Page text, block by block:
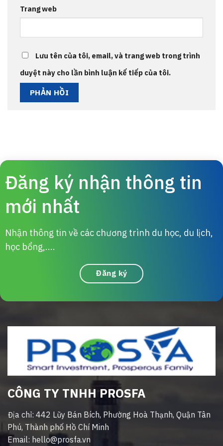
Trang web
Lưu tên của tôi, email, và trang web trong trình
duyệt này cho lần bình luận kế tiếp của tôi.
Đăng ký nhận thông tin
mới nhất
Nhận thông tin về các chương trình du học, du lịch,
học bổng,....
Đăng ký
CÔNG TY TNHH PROSFA
Địa chỉ: 442 Lũy Bán Bích, Phường Hoà Thạnh, Quận Tân
Phú, Thành phố Hồ Chí Minh
Email: hello@prosfa.vn